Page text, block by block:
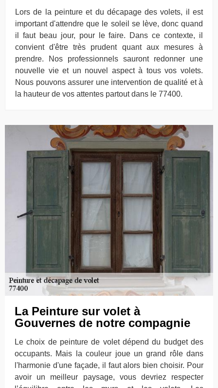
Lors de la peinture et du décapage des volets, il est
important d'attendre que le soleil se lève, donc quand
il faut beau jour, pour le faire. Dans ce contexte, il
convient d'être très prudent quant aux mesures à
prendre. Nos professionnels sauront redonner une
nouvelle vie et un nouvel aspect à tous vos volets.
Nous pouvons assurer une intervention de qualité et à
la hauteur de vos attentes partout dans le 77400.
La Peinture sur volet à
Gouvernes de notre compagnie
Le choix de peinture de volet dépend du budget des
occupants. Mais la couleur joue un grand rôle dans
l'harmonie d'une façade, il faut alors bien choisir. Pour
avoir un meilleur paysage, vous devriez respecter